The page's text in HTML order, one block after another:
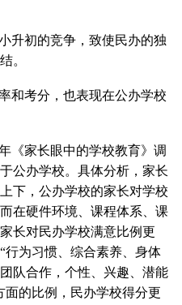
升初的竞争，致使民办的独
。
和考分，也表现在公办学校
《家长眼中的学校教育》调
公办学校。具体分析，家长
下，公办学校的家长对学校
在硬件环境、课程体系、课
长对民办学校满意比例更
行为习惯、综合素养、身体
队合作，个性、兴趣、潜能
面的比例，民办学校得分更